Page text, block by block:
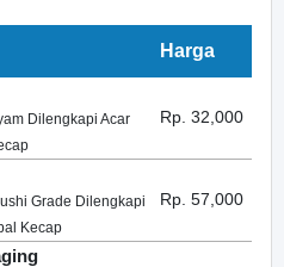
Harga
Dilengkapi Acar
Rp. 32,000
Grade Dilengkapi
Kecap
Rp. 57,000